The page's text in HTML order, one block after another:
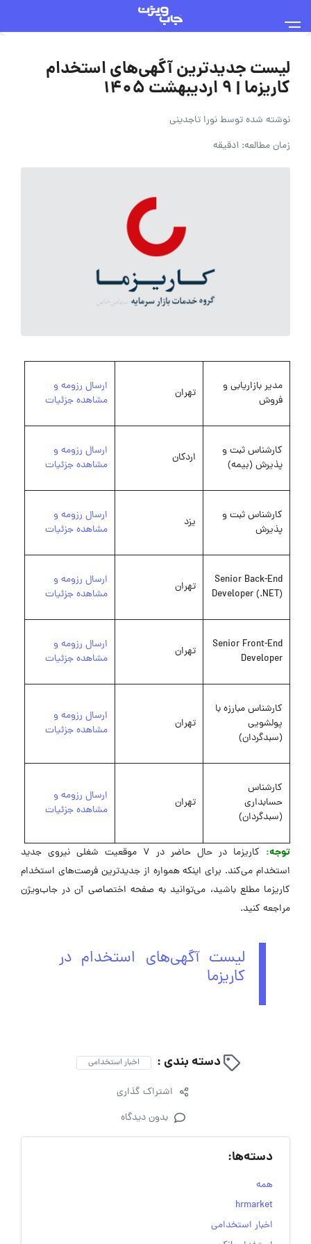
لیست جدیدترین آگهی‌های استخدام
کاریزما | 9 اردیبهشت 1405
نوشته شده توسطنورا تاجدینی
زمان مطالعه: 1دقیقه
مدیر بازاریابی و
فروش
تهران
ارسال رزومه و
مشاهده جزئیات
کارشناس ثبت و
پذیرش (بیمه)
اردکان
ارسال رزومه و
مشاهده جزئیات
کارشناس ثبت و
پذیرش
یزد
ارسال رزومه و
مشاهده جزئیات
Senior Back-End
Developer (.NET)
تهران
ارسال رزومه و
مشاهده جزئیات
Senior Front-End
Developer
تهران
ارسال رزومه و
مشاهده جزئیات
کارشناس مبارزه با
پولشویی
(سبدگردان)
تهران
ارسال رزومه و
مشاهده جزئیات
کارشناس
حسابداری
(سبدگردان)
تهران
ارسال رزومه و
مشاهده جزئیات
توجه:
کاریزما در حال حاضر در 7 موقعیت شغلی نیروی جدید
استخدام می‌کند. برای اینکه همواره از جدیدترین فرصت‌های استخدام
کاریزما مطلع باشید، می‌توانید به صفحه اختصاصی آن در جاب‌ویژن
مراجعه کنید.
لیست آگهی‌های استخدام در
کاریزما
دسته بندی : اخبار استخدامی
اشتراک گذاری
بدون دیدگاه
دسته‌ها:
همه
hrmarket
اخبار استخدامی